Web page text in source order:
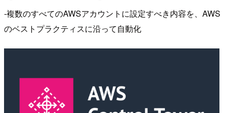
-複数のすべてのAWSアカウントに設定すべき内容を、AWS
のベストプラクティスに沿って自動化